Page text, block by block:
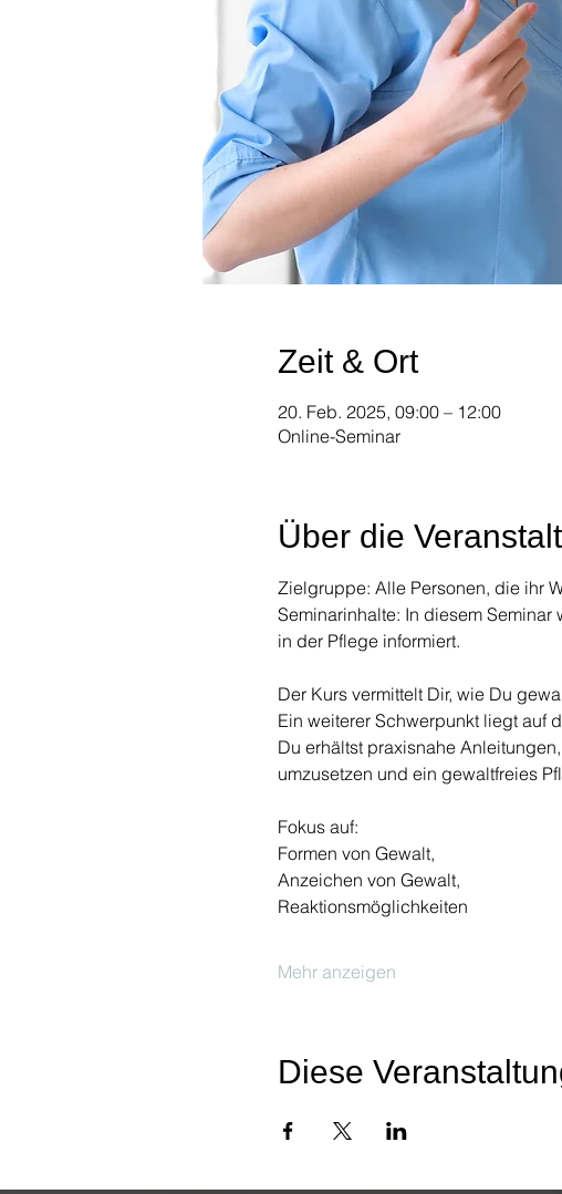
Zeit & Ort
20. Feb. 2025, 09:00 – 12:00
Online-Seminar
Über die
Zielgruppe: Alle Personen, die ihr
Seminarinhalte: In diesem
in der Pflege informiert.
Der Kurs vermittelt Dir, wie Du
Ein weiterer Schwerpunkt liegt auf
Du erhältst praxisnahe
umzusetzen und ein gewaltfreies
Fokus auf:
Formen von Gewalt,
Anzeichen von Gewalt,
Reaktionsmöglichkeiten
Mehr anzeigen
Diese